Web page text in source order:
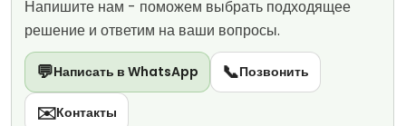
Напишите нам - поможем выбрать подходящее
решение и ответим на ваши вопросы.
💬Написать в WhatsApp 📞Позвонить
✉️Контакты